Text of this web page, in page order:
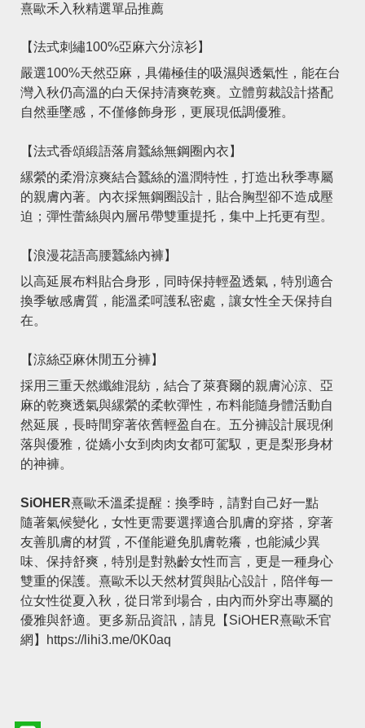
熹歐禾入秋精選單品推薦
【法式刺繡100%亞麻六分涼衫】
嚴選100%天然亞麻，具備極佳的吸濕與透氣性，能在台
灣入秋仍高溫的白天保持清爽乾爽。立體剪裁設計搭配
自然垂墜感，不僅修飾身形，更展現低調優雅。
【法式香頌緞語落肩蠶絲無鋼圈內衣】
縲縈的柔滑涼爽結合蠶絲的溫潤特性，打造出秋季專屬
的親膚內著。內衣採無鋼圈設計，貼合胸型卻不造成壓
迫；彈性蕾絲與內層吊帶雙重提托，集中上托更有型。
【浪漫花語高腰蠶絲內褲】
以高延展布料貼合身形，同時保持輕盈透氣，特別適合
換季敏感膚質，能溫柔呵護私密處，讓女性全天保持自
在。
【涼絲亞麻休閒五分褲】
採用三重天然纖維混紡，結合了萊賽爾的親膚沁涼、亞
麻的乾爽透氣與縲縈的柔軟彈性，布料能隨身體活動自
然延展，長時間穿著依舊輕盈自在。五分褲設計展現俐
落與優雅，從嬌小女到肉肉女都可駕馭，更是梨形身材
的神褲。
SiOHER熹歐禾溫柔提醒：換季時，請對自己好一點
隨著氣候變化，女性更需要選擇適合肌膚的穿搭，穿著
友善肌膚的材質，不僅能避免肌膚乾癢，也能減少異
味、保持舒爽，特別是對熟齡女性而言，更是一種身心
雙重的保護。熹歐禾以天然材質與貼心設計，陪伴每一
位女性從夏入秋，從日常到場合，由內而外穿出專屬的
優雅與舒適。更多新品資訊，請見【SiOHER熹歐禾官
網】
https://lihi3.me/0K0aq